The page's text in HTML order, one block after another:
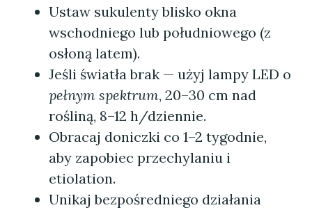
Ustaw sukulenty blisko okna
wschodniego lub południowego (z
osłoną latem).
Jeśli światła brak — użyj lampy LED o
pełnym spektrum, 20–30 cm nad
rośliną, 8–12 h/dziennie.
Obracaj doniczki co 1–2 tygodnie,
aby zapobiec przechylaniu i
etiolation.
Unikaj bezpośredniego działania